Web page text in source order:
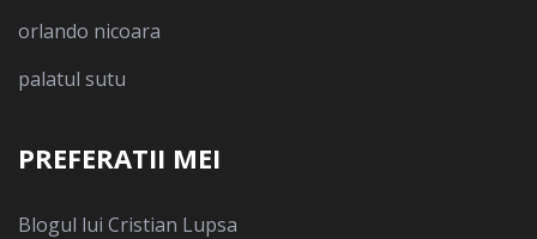
orlando nicoara
palatul sutu
PREFERATII MEI
Blogul lui Cristian Lupsa